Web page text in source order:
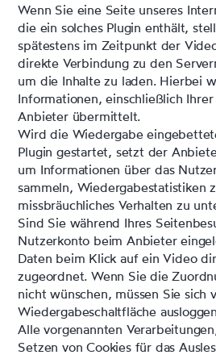
Wenn Sie eine Seite unseres
die ein solches Plugin enthält,
spätestens im Zeitpunkt der
direkte Verbindung zu den
um die Inhalte zu laden. Hierbei
Informationen, einschließlich
Anbieter übermittelt.
Wird die Wiedergabe
Plugin gestartet, setzt der
um Informationen über das
sammeln, Wiedergabestatistiken
missbräuchliches Verhalten zu
Sind Sie während Ihres
Nutzerkonto beim Anbieter
Daten beim Klick auf ein Video
zugeordnet. Wenn Sie die
nicht wünschen, müssen Sie sich
Wiedergabeschaltfläche
Alle vorgenannten
Setzen von Cookies für das